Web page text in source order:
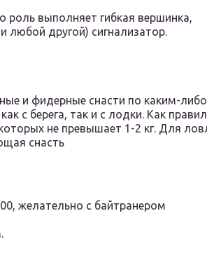
роль выполняет гибкая вершинка,
любой другой) сигнализатор.
и фидерные снасти по каким-либо
с берега, так и с лодки. Как
не превышает 1-2 кг. Для
снасть
желательно с байтранером